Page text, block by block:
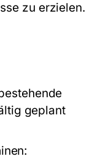
zu erzielen.
geplant